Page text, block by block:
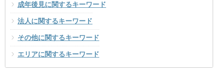
成年後見に関するキーワード
法人に関するキーワード
その他に関するキーワード
エリアに関するキーワード